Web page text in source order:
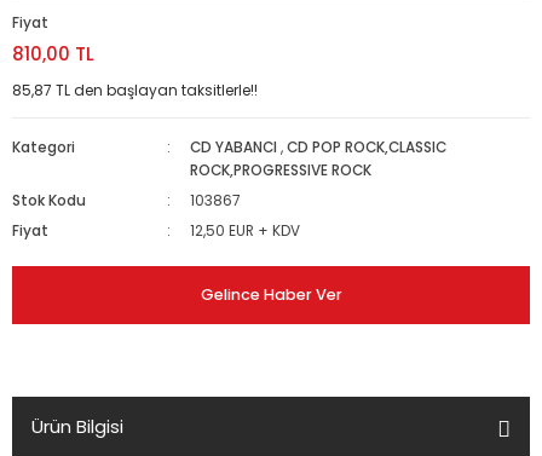
Fiyat
810,00 TL
85,87 TL den başlayan taksitlerle!!
Kategori CD YABANCI ,CD POP ROCK,CLASSIC
ROCK,PROGRESSIVE ROCK
Stok Kodu
103867
Fiyat
12,50 EUR + KDV
Gelince Haber Ver
Ürün Bilgisi